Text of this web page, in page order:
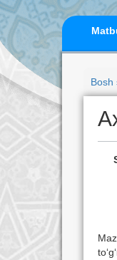
Bosh